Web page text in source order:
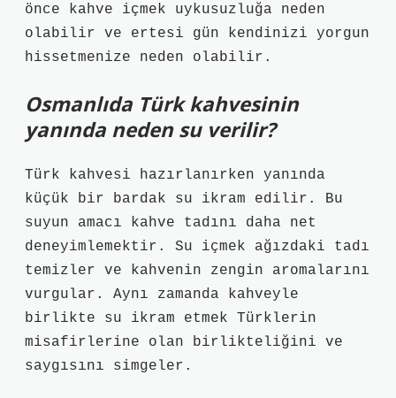
önce kahve içmek uykusuzluğa neden
olabilir ve ertesi gün kendinizi yorgun
hissetmenize neden olabilir.
Osmanlıda Türk kahvesinin
yanında neden su verilir?
Türk kahvesi hazırlanırken yanında
küçük bir bardak su ikram edilir. Bu
suyun amacı kahve tadını daha net
deneyimlemektir. Su içmek ağızdaki tadı
temizler ve kahvenin zengin aromalarını
vurgular. Aynı zamanda kahveyle
birlikte su ikram etmek Türklerin
misafirlerine olan birlikteliğini ve
saygısını simgeler.